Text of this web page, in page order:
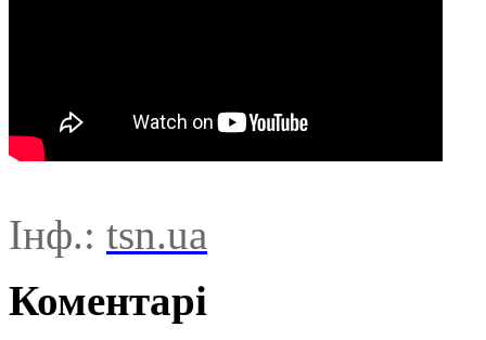
Інф.: tsn.ua
Коментарі